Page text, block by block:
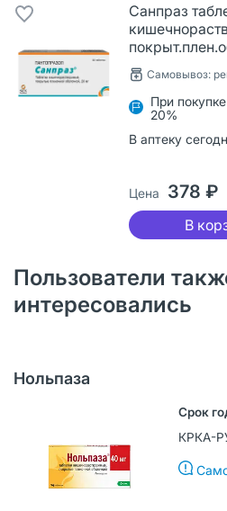
Санпраз
Самовывоз:
При
20%
В аптеку
Цена 378 ₽
В
Пользователи
интересовались
Нольпаза
КРКА-